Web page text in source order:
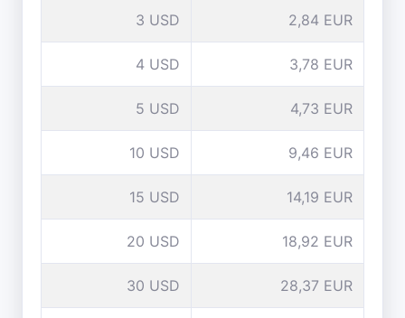
3 USD 2,84 EUR
4 USD 3,78 EUR
5 USD 4,73 EUR
10 USD 9,46 EUR
15 USD 14,19 EUR
20 USD 18,92 EUR
30 USD 28,37 EUR